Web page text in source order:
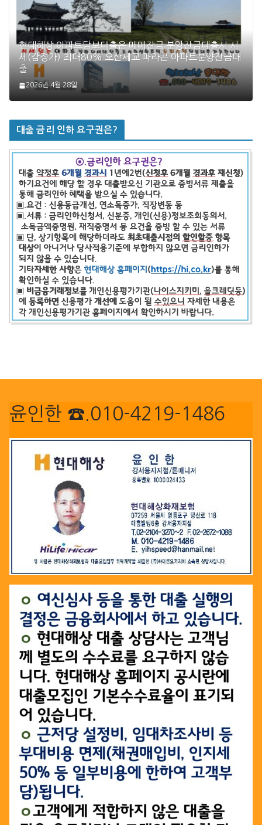
현대해상 아파트담보대출은 매매잔금 분양잔금대출시 시
세(감정가) 최대80% 오산세교 파라곤 아파트분양잔금대
출
2026년 4월 28일
대출 금리 인하 요구권은?
윤인한 ☎.010-4219-1486